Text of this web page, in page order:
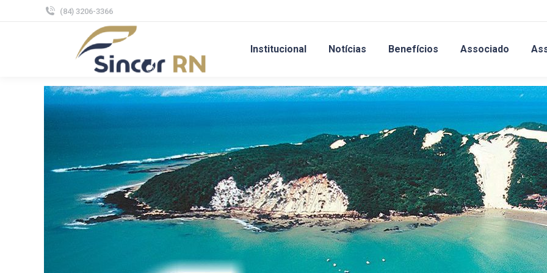
(84) 3206-3366
Institucional Notícias Benefícios Associado